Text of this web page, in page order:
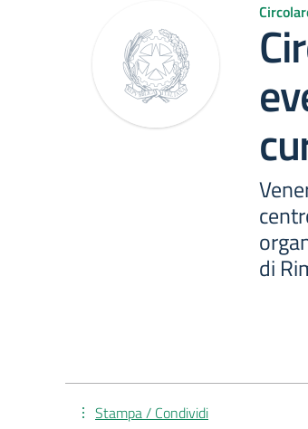
di
Stampa / Condividi